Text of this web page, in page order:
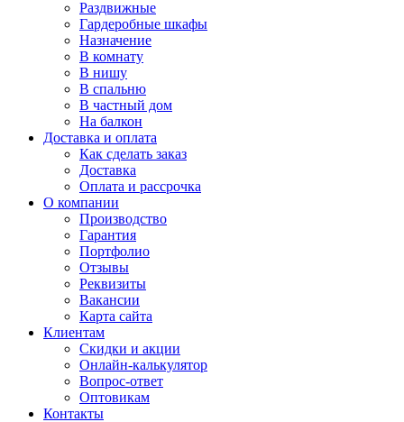
Раздвижные
Гардеробные шкафы
Назначение
В комнату
В нишу
В спальню
В частный дом
На балкон
Доставка и оплата
Как сделать заказ
Доставка
Оплата и рассрочка
О компании
Производство
Гарантия
Портфолио
Отзывы
Реквизиты
Вакансии
Карта сайта
Клиентам
Скидки и акции
Онлайн-калькулятор
Вопрос-ответ
Оптовикам
Контакты